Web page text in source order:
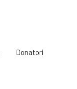
Donatori